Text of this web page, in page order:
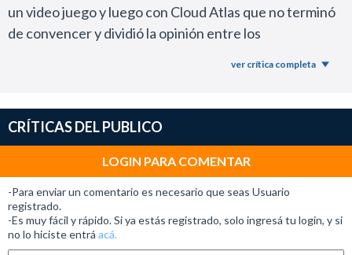
un video juego y luego con Cloud Atlas que no terminó
de convencer y dividió la opinión entre los
trilogía protagonizada por Keanu Reeves.
Matrix, ya que esto es una propuesta diferente.
El destino de Júpiter está claramente orientada al
público adolescente y ofrece una entretenida película
dentro del subgénero de la ópera espacial.
Una rama de la ciencia ficción a la que pertenecen Star
ver crítica completa
CRÍTICAS DEL PUBLICO
LOGIN PARA COMENTAR
-Para enviar un comentario es necesario que seas Usuario
registrado.
-Es muy fácil y rápido. Si ya estás registrado, solo ingresá tu login, y si
no lo hiciste entrá acá.